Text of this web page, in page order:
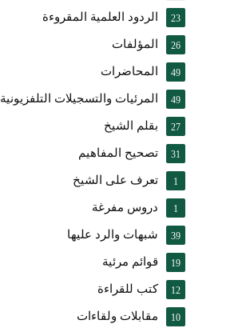
الردود العلمية المقروءة 23
المؤلفات 26
المحاضرات 49
المرئيات والتسجيلات التلفزيونية 49
بقلم الشيخ 27
تصحيح المفاهيم 31
تعرف على الشيخ 1
دروس مفرغة 1
شبهات والرد عليها 39
قوائم مرئية 19
كتب للقراءة 12
مقابلات ولقاءات 10